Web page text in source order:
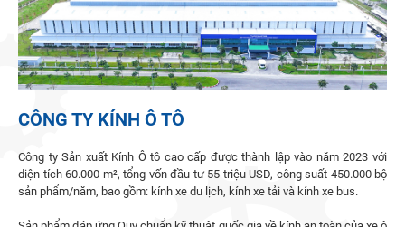
CÔNG TY KÍNH Ô TÔ
Công ty Sản xuất Kính Ô tô cao cấp được thành lập vào năm 2023 với
diện tích 60.000 m², tổng vốn đầu tư 55 triệu USD, công suất 450.000 bộ
sản phẩm/năm, bao gồm: kính xe du lịch, kính xe tải và kính xe bus.